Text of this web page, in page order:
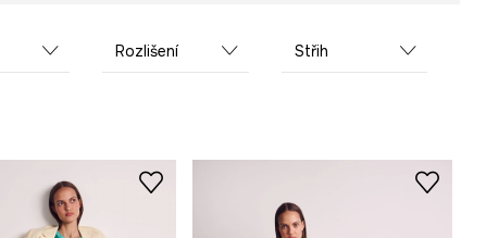
Rozlišení Střih